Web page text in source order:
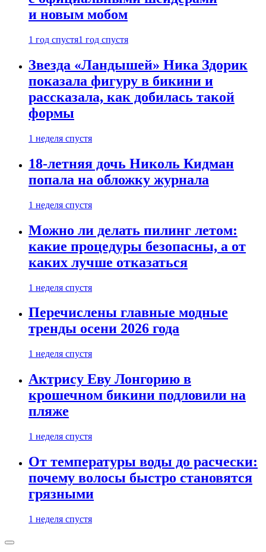
и новым мобом
1 год спустя1 год спустя
Звезда «Ландышей» Ника Здорик
показала фигуру в бикини и
рассказала, как добилась такой
формы
1 неделя спустя
18-летняя дочь Николь Кидман
попала на обложку журнала
1 неделя спустя
Можно ли делать пилинг летом:
какие процедуры безопасны, а от
каких лучше отказаться
1 неделя спустя
Перечислены главные модные
тренды осени 2026 года
1 неделя спустя
Актрису Еву Лонгорию в
крошечном бикини подловили на
пляже
1 неделя спустя
От температуры воды до расчески:
почему волосы быстро становятся
грязными
1 неделя спустя